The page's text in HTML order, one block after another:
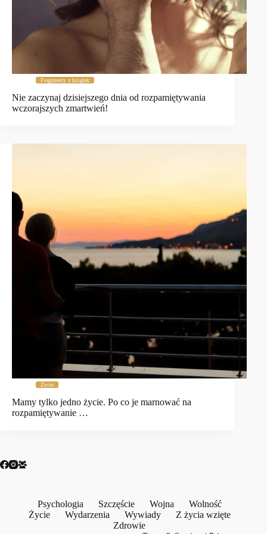
Fragmenty z książek
Nie zaczynaj dzisiejszego dnia od rozpamiętywania
wczorajszych zmartwień!
Życie
Mamy tylko jedno życie. Po co je marnować na
rozpamiętywanie …
Psychologia Szczęście Wojna
Wolność
Życie
Wydarzenia Wywiady
Z życia wzięte
Zdrowie